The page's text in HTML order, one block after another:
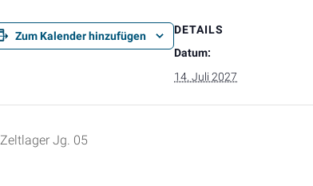
Zum Kalender hinzufügen
DETAILS
Datum:
14. Juli 2027
Zeltlager Jg. 05